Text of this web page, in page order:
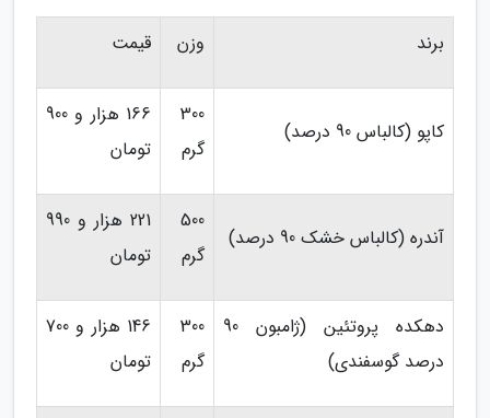
برند وزن قیمت
کاپو (کالباس 90 درصد)
300
گرم
166 هزار و 900
تومان
آندره (کالباس خشک 90 درصد)
500
گرم
221 هزار و 990
تومان
دهکده پروتئین (ژامبون 90
درصد گوسفندی)
300
گرم
146 هزار و 700
تومان